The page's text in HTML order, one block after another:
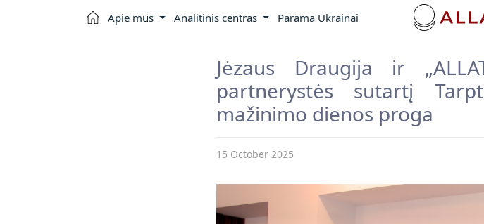
Apie mus Analitinis centras Parama Ukrainai
Jėzaus Draugija ir
partnerystės sutartį
mažinimo dienos proga
15 October 2025